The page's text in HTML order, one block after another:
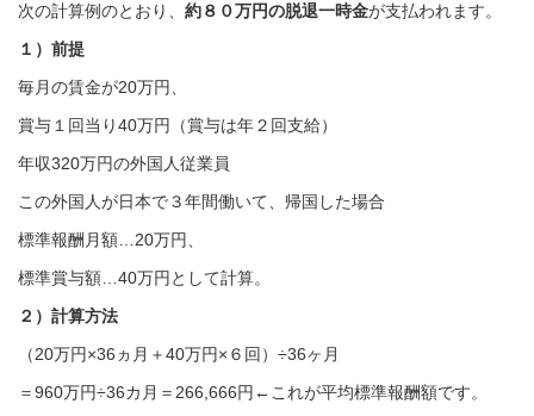
次の計算例のとおり、 約８０万円の脱退一時金が支払われます。
１）前提
毎月の賃金が20万円、
賞与１回当り40万円（賞与は年２回支給）
年収320万円の外国人従業員
この外国人が日本で３年間働いて、帰国した場合
標準報酬月額…20万円、
標準賞与額…40万円として計算。
２）計算方法
（20万円×36ヵ月＋40万円×６回）÷36ヶ月
＝960万円÷36カ月＝ 266,666円←これが平均標準報酬額です。